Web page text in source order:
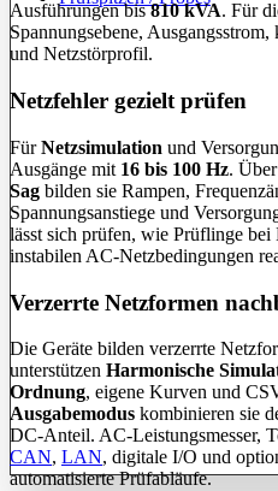
Ausführungen bis810 kVA. Für
Spannungsebene,
und Netzstörprofil.
Netzfehler gezielt prüfen
FürNetzsimulation und
Ausgänge mit 16 bis 100 Hz. Über
Sag bilden sie Rampen,
Spannungsanstiege und
lässt sich prüfen, wie Prüflinge
instabilen AC-Netzbedingungen
Verzerrte Netzformen
Die Geräte bilden verzerrte
unterstützen Harmonische
Ordnung, eigene Kurven und
Ausgabemodus kombinieren sie
DC-Anteil. AC-Leistungsmesser,
CAN, LAN, digitale I/O und
automatisierte Prüfabläufe.